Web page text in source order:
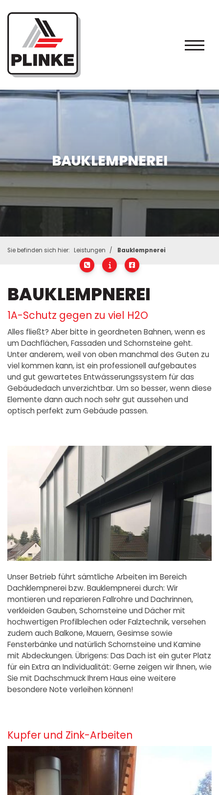
BAUKLEMPNEREI
Sie befinden sich hier: Leistungen Bauklempnerei
BAUKLEMPNEREI
1A-Schutz gegen zu viel H2O
Alles fließt? Aber bitte in geordneten Bahnen, wenn es
um Dachflächen, Fassaden und Schornsteine geht.
Unter anderem, weil von oben manchmal des Guten zu
viel kommen kann, ist ein professionell aufgebautes
und gut gewartetes Entwässerungssystem für das
Gebäudedach unverzichtbar. Um so besser, wenn diese
Elemente dann auch noch sehr gut aussehen und
optisch perfekt zum Gebäude passen.
Unser Betrieb führt sämtliche Arbeiten im Bereich
Dachklempnerei bzw. Bauklempnerei durch: Wir
montieren und reparieren Fallrohre und Dachrinnen,
verkleiden Gauben, Schornsteine und Dächer mit
hochwertigen Profilblechen oder Falztechnik, versehen
zudem auch Balkone, Mauern, Gesimse sowie
Fensterbänke und natürlich Schornsteine und Kamine
mit Abdeckungen. Übrigens: Das Dach ist ein guter Platz
für ein Extra an Individualität: Gerne zeigen wir Ihnen, wie
Sie mit Dachschmuck Ihrem Haus eine weitere
besondere Note verleihen können!
Kupfer und Zink-Arbeiten